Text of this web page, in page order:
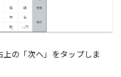
の「次へ」をタップしま